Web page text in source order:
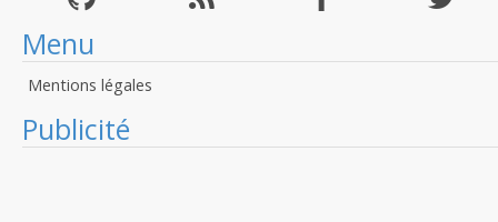
Menu
Mentions légales
Publicité